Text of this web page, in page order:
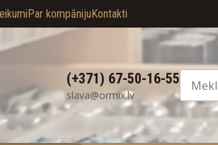
Par kompānijuKontakti
(+371) 67-50-16-55
slava@ormix.lv